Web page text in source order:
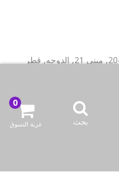
بحث عربة التسوق